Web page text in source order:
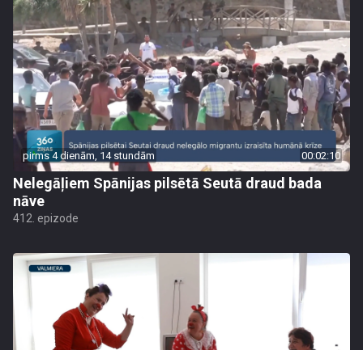
pirms 4 dienām, 14 stundām 00:02:10
Nelegāļiem Spānijas pilsētā Seutā draud bada
nāve
412. epizode